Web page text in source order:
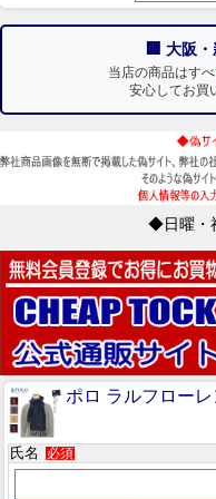
🏢 大阪
当店の商品はす
安心してお買
◆日曜・
ポロ ラルフロー
氏名 必須